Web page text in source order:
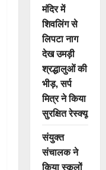
मंदिर में
शिवलिंग से
लिपटा नाग
देख उमड़ी
श्रद्धालुओं की
भीड़, सर्प
मित्र ने किया
सुरक्षित रेस्क्यू
संयुक्त
संचालक ने
किया स्कूलों